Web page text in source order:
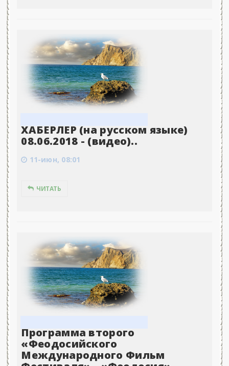
ХАБЕРЛЕР (на русском языке)
08.06.2018 - (видео)..
11-июн, 08:01
ЧИТАТЬ
Программа второго
«Феодосийского
Международного Фильм